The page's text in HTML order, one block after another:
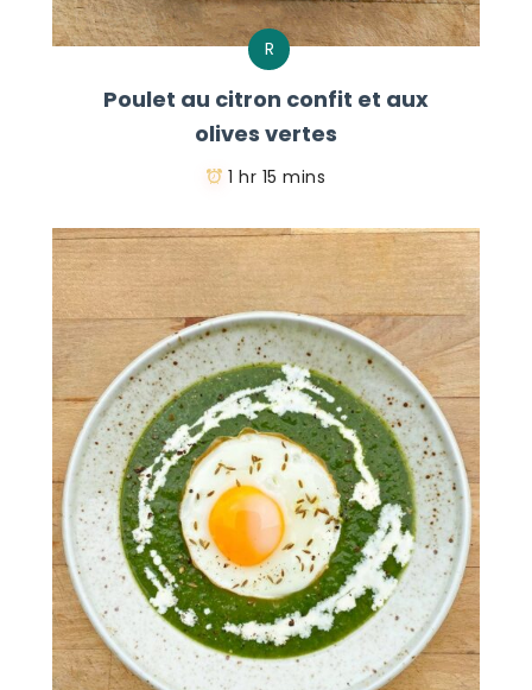
R
Poulet au citron confit et aux
olives vertes
1 hr 15 mins